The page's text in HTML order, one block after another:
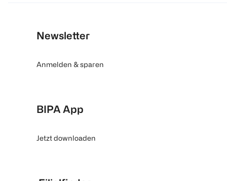
Newsletter
Anmelden & sparen
BIPA App
Jetzt downloaden